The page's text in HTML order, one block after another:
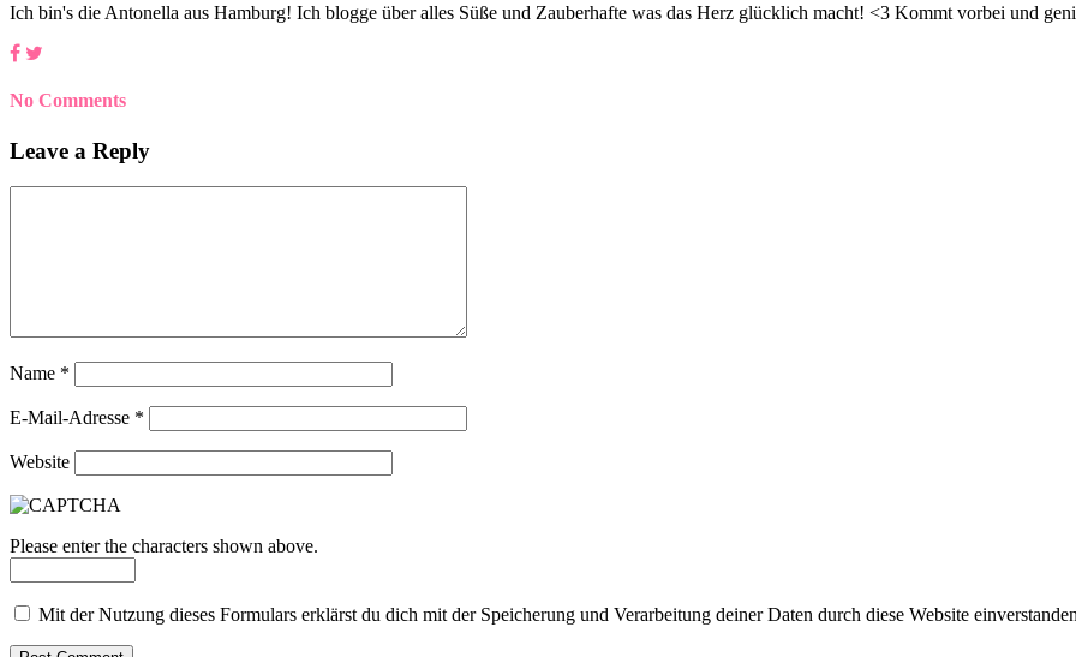
Ich bin's die Antonella aus Hamburg! Ich blogge über alles Süße und Zauberhafte was das Herz glücklich macht! <3 Kommt vorbei und
No Comments
Leave a Reply
Name *
E-Mail-Adresse *
Website
Please enter the characters shown above.
Mit der Nutzung dieses Formulars erklärst du dich mit der Speicherung und Verarbeitung deiner Daten durch diese Website